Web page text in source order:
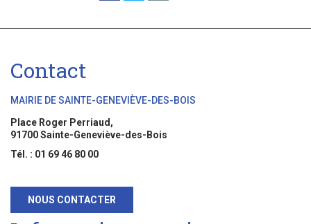
Contact
MAIRIE DE SAINTE-GENEVIÈVE-DES-BOIS
Place Roger Perriaud,
91700 Sainte-Geneviève-des-Bois
Tél. : 01 69 46 80 00
NOUS CONTACTER